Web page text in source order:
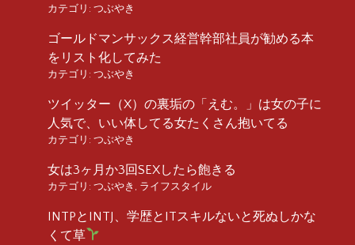
カテゴリ: つぶやき
ゴールドマンサックス経営幹部社員が勧める本
をリスト化してみた
カテゴリ: つぶやき
ツイッター（X）の裏垢の「えむ。」は女の子に
人気で、いい体してる女たくさん抱いてる
カテゴリ: つぶやき
女は3ヶ月か3回SEXしたら飽きる
カテゴリ: つぶやき ライフスタイル
INTPとINTJ、学歴とITスキルないと死ぬしかな
くて草